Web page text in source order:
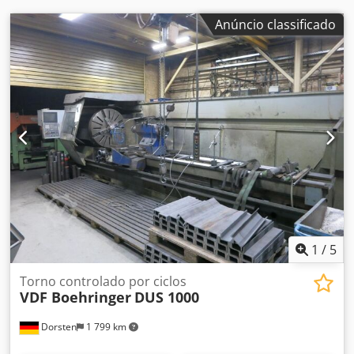
entre em contato conosco. Outras ofertas podem ser
encontradas em nosso site. Visitas são possíveis mediante
agendamento. Esperamos sua visita. Equipe Markus Hirsch
Anúncio classificado
1 / 5
Dorsten 1 799 km
Torno controlado por ciclos
VDF Boehringer DUS 1000